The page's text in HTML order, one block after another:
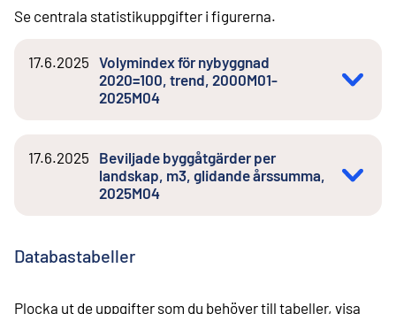
Se centrala statistikuppgifter i figurerna.
17.6.2025 Volymindex för nybyggnad
2020=100, trend, 2000M01-
2025M04
17.6.2025
Beviljade byggåtgärder per
landskap, m3, glidande årssumma,
2025M04
Databastabeller
Plocka ut de uppgifter som du behöver till tabeller, visa